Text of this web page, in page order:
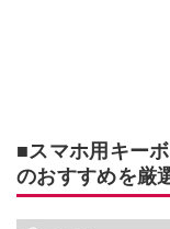
■スマホ用キー
のおすすめを厳